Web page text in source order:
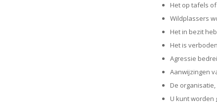
Het op tafels
Wildplassers
Het in bezit
Het is
Agressie
Aanwijzingen
De
U kunt worden